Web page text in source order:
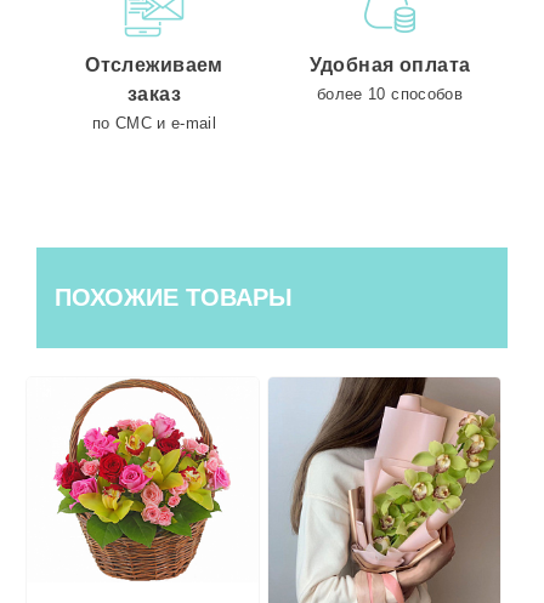
Отслеживаем
заказ
по СМС и e-mail
Удобная оплата
более 10 способов
ПОХОЖИЕ ТОВАРЫ